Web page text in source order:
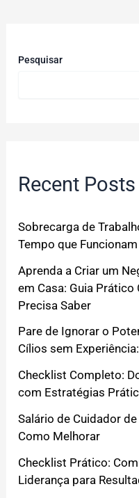
Pesquisar
Recent Posts
Sobrecarga de
Tempo que Funcionam
Aprenda a Criar um
em Casa: Guia
Precisa Saber
Pare de Ignorar o
Cílios sem
Checklist Completo:
com Estratégias
Salário de Cuidador
Como Melhorar
Checklist Prático:
Liderança para